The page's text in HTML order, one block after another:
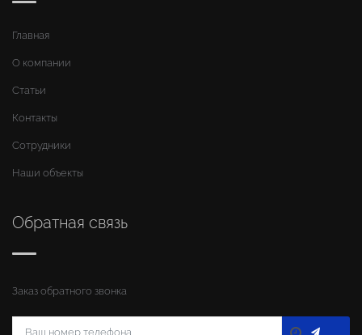
Главная
О компании
Статьи
Контакты
Сотрудники
Наши объекты
Обратная связь
Заказ обратного звонка